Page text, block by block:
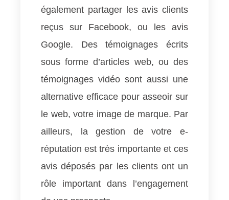
également partager les avis clients
reçus sur Facebook, ou les avis
Google. Des témoignages écrits
sous forme d’articles web, ou des
témoignages vidéo sont aussi une
alternative efficace pour asseoir sur
le web, votre image de marque. Par
ailleurs, la gestion de votre e-
réputation est très importante et ces
avis déposés par les clients ont un
rôle important dans l’engagement